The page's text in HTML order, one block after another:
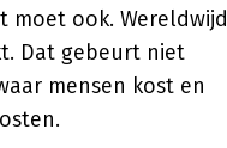
moet ook. Wereldwijd
Dat gebeurt niet
mensen kost en